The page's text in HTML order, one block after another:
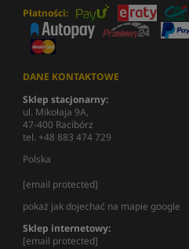
Płatności:
DANE KONTAKTOWE
Sklep stacjonarny:
ul. Mikołaja 9A,
47-400 Racibórz
tel. +48 883 474 729
Polska
[email protected]
pokaż jak dojechać na mapie google
Sklep internetowy:
[email protected]